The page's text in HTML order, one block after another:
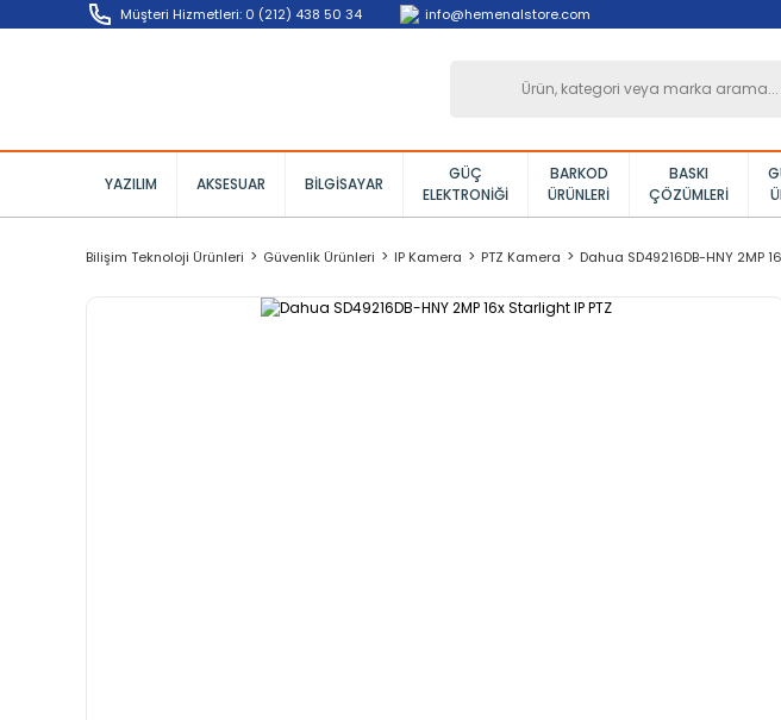
Müşteri Hizmetleri: 0 (212) 438 50 34 info@hemenalstore.com
YAZILIM AKSESUAR BILGISAYAR
GÜÇ
ELEKTRONIĞI
BARKOD
ÜRÜNLERI
BASKI
ÇÖZÜMLERI
Bilişim Teknoloji Ürünleri Güvenlik Ürünleri IP Kamera PTZ Kamera Dahua SD49216DB-HNY 2MP